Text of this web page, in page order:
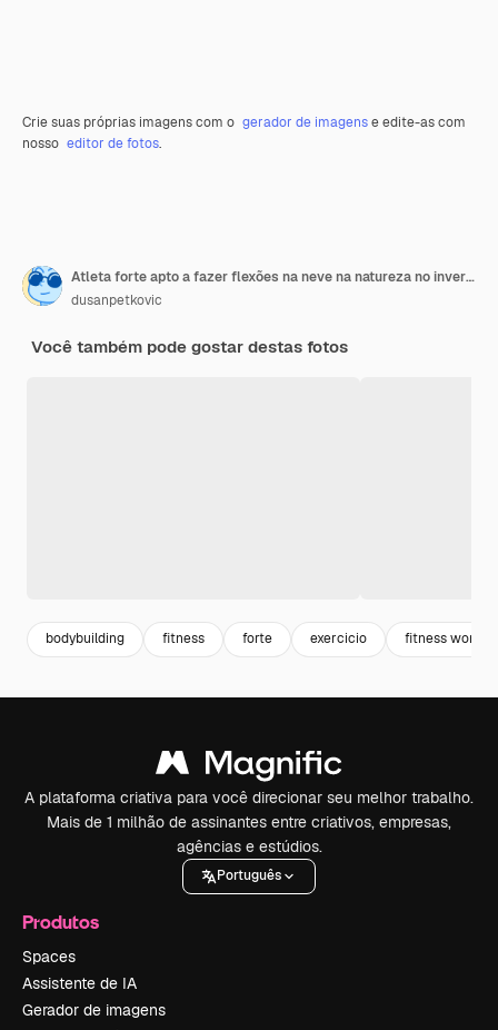
Crie suas próprias imagens com o gerador de imagense edite-as com
nosso editor de fotos.
Atleta forte apto a fazer flexões na neve na natureza no inverno. Aptidão de inverno, vida saudável
dusanpetkovic
Você também pode gostar destas fotos
bodybuilding fitness forte exercicio fitness woman
A plataforma criativa para você direcionar seu melhor trabalho.
Mais de 1 milhão de assinantes entre criativos, empresas,
agências e estúdios.
Português
Produtos
Spaces
Assistente de IA
Gerador de imagens